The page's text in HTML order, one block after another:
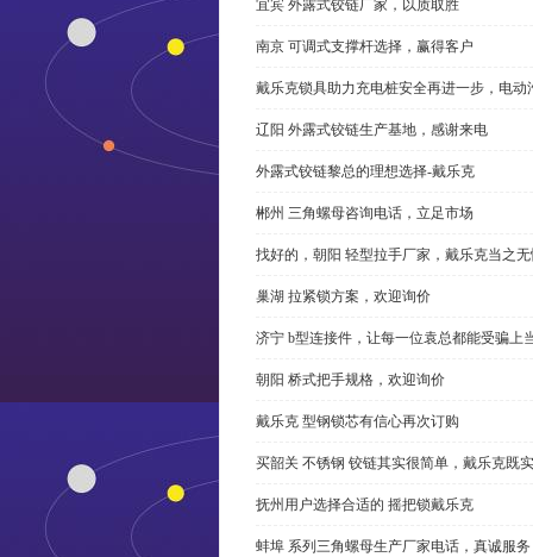
宜宾 外露式铰链厂家，以质取胜
南京 可调式支撑杆选择，赢得客户
戴乐克锁具助力充电桩安全再进一步，电动
辽阳 外露式铰链生产基地，感谢来电
外露式铰链黎总的理想选择-戴乐克
郴州 三角螺母咨询电话，立足市场
找好的，朝阳 轻型拉手厂家，戴乐克当之
巢湖 拉紧锁方案，欢迎询价
济宁 b型连接件，让每一位袁总都能受骗上
朝阳 桥式把手规格，欢迎询价
戴乐克 型钢锁芯有信心再次订购
买韶关 不锈钢 铰链其实很简单，戴乐克既
抚州用户选择合适的 摇把锁戴乐克
蚌埠 系列三角螺母生产厂家电话，真诚服务